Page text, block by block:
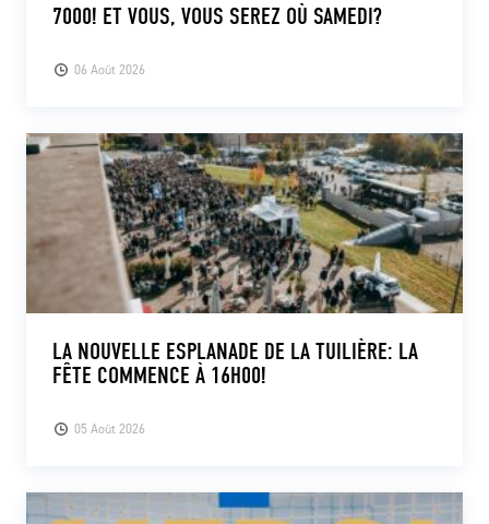
PRESSE ET MEDIAS
06 Août 2026
7000! ET VOUS, VOUS SEREZ OÙ SAMEDI?
05 Août 2026
LA NOUVELLE ESPLANADE DE LA TUILIÈRE: LA
FÊTE COMMENCE À 16H00!